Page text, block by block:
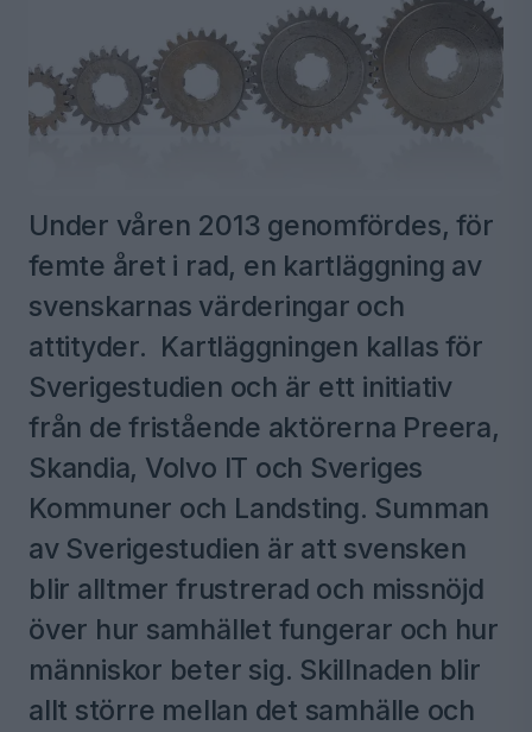
Under våren 2013 genomfördes, för
femte året i rad, en kartläggning av
svenskarnas värderingar och
attityder. Kartläggningen kallas för
Sverigestudien och är ett initiativ
från de fristående aktörerna Preera,
Skandia, Volvo IT och Sveriges
Kommuner och Landsting. Summan
av Sverigestudien är att svensken
blir alltmer frustrerad och missnöjd
över hur samhället fungerar och hur
människor beter sig. Skillnaden blir
allt större mellan det samhälle och